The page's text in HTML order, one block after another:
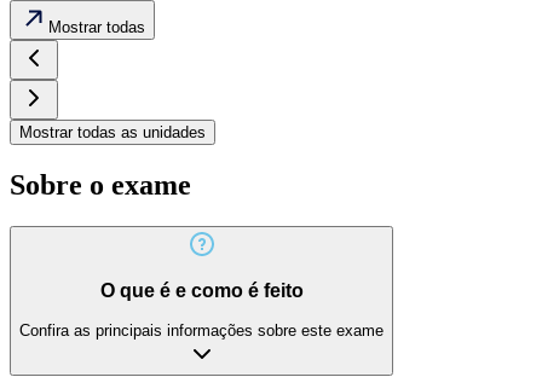
Mostrar todas
Mostrar todas as unidades
Sobre o exame
O que é e como é feito
Confira as principais informações sobre este exame